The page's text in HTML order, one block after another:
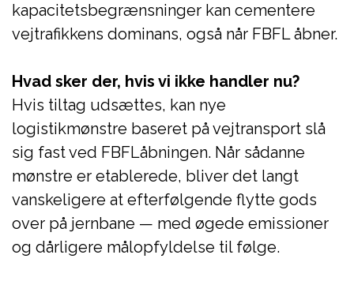
kapacitetsbegrænsninger kan cementere
vejtrafikkens dominans, også når FBFL åbner.
Hvad sker der, hvis vi ikke handler nu?
Hvis tiltag udsættes, kan nye
logistikmønstre baseret på vejtransport slå
sig fast ved FBFLåbningen. Når sådanne
mønstre er etablerede, bliver det langt
vanskeligere at efterfølgende flytte gods
over på jernbane — med øgede emissioner
og dårligere målopfyldelse til følge.